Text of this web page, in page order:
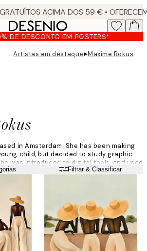
DE DESCONTO EM POSTERS*
Artistas em destaque▸Maxime Rokus
in Amsterdam. She has been making
child, but decided to study graphic
was introduced to digital tools, and used
to decide what looks beautiful, and
Ipad when she has landed on a design
Filtrar & Classificar